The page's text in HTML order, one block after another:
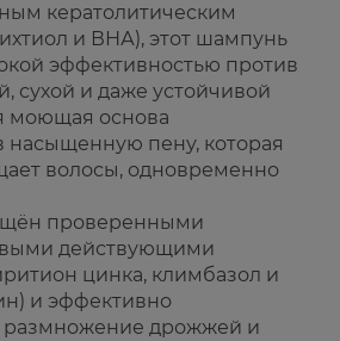
кератолитическим
и ВНА), этот шампунь
эффективностью против
сухой и даже устойчивой
моющая основа
насыщенную пену, которая
волосы, одновременно
проверенными
действующими
цинка, климбазол и
и эффективно
размножение дрожжей и